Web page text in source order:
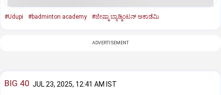
#Udupi #badminton academy #ಜೇಷ್ಮಾ ಬ್ಯಾಡ್ಮಿಂಟನ್‌ ಅಕಾಡೆಮಿ
ADVERTISEMENT
BIG 40 JUL 23, 2025, 12:41 AM IST